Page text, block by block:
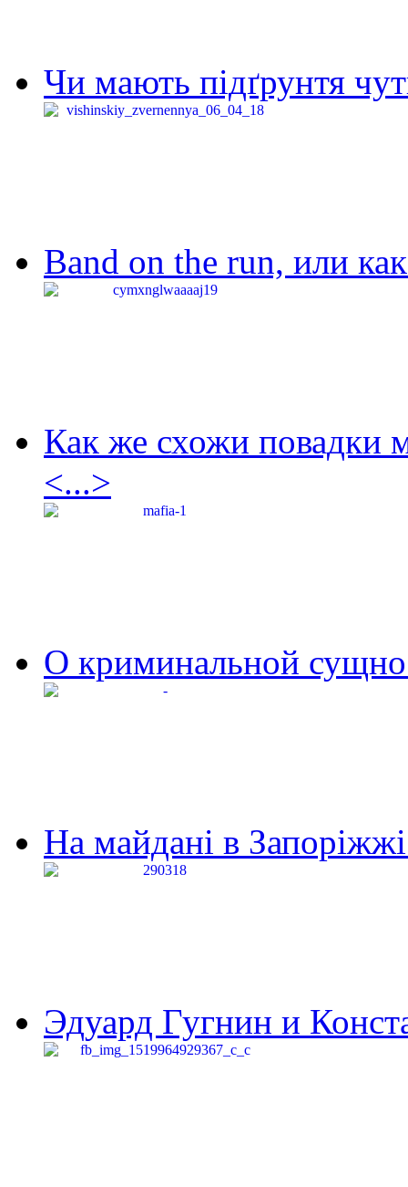
Чи мають підґрунтя
Band on the run, или
Как же схожи повадки
<...>
О криминальной
На майдані в
Эдуард Гугнин и